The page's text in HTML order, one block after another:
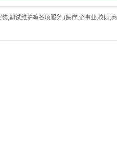
,调试维护等各项服务,(医疗,企事业,校园,商